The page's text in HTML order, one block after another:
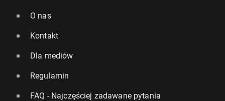
O nas
Kontakt
Dla mediów
Regulamin
FAQ - Najczęściej zadawane pytania